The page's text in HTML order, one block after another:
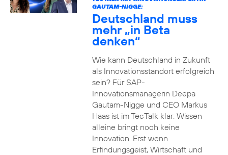
GAUTAM-NIGGE:
Deutschland muss
mehr „in Beta
denken“
Wie kann Deutschland in Zukunft
als Innovationsstandort erfolgreich
sein? Für SAP-
Innovationsmanagerin Deepa
Gautam-Nigge und CEO Markus
Haas ist im TecTalk klar: Wissen
alleine bringt noch keine
Innovation. Erst wenn
Erfindungsgeist, Wirtschaft und